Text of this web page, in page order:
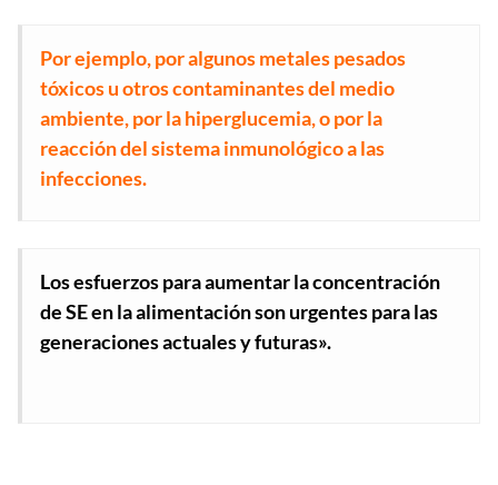
Por ejemplo, por algunos metales pesados
tóxicos u otros contaminantes del medio
ambiente, por la hiperglucemia, o por la
reacción del sistema inmunológico a las
infecciones.
Los esfuerzos para aumentar la concentración
de SE en la alimentación son urgentes para las
generaciones actuales y futuras».